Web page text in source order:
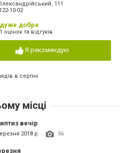
111
10-02
дуже добре
1 оцінок та відгуків
Я рекомендую
в серпні
місці
вечір
2018 р. 56